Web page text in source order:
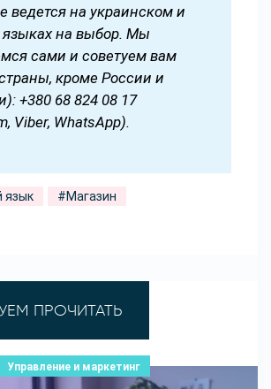
ведется на украинском и
языках на выбор. Мы
сами и советуем вам
кроме России и
+380 68 824 08 17
Viber, WhatsApp).
язык #Магазин
ПРОЧИТАТЬ
Управление и маркетинг